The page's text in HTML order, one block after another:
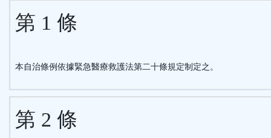
按
區
第 1 條
本自治條例依據緊急醫療救護法第二十條規定制定之。
第 2 條